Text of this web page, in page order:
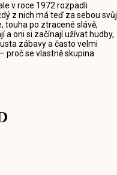
v roce 1972 rozpadli
z nich má teď za sebou svůj
touha po ztracené slávě,
a oni si začínají užívat hudby,
zábavy a často velmi
proč se vlastně skupina